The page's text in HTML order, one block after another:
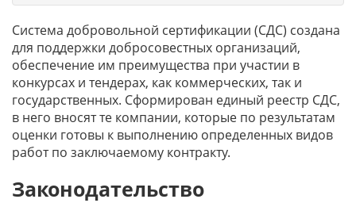
Система добровольной сертификации (СДС) создана
для поддержки добросовестных организаций,
обеспечение им преимущества при участии в
конкурсах и тендерах, как коммерческих, так и
государственных. Сформирован единый реестр СДС,
в него вносят те компании, которые по результатам
оценки готовы к выполнению определенных видов
работ по заключаемому контракту.
Законодательство